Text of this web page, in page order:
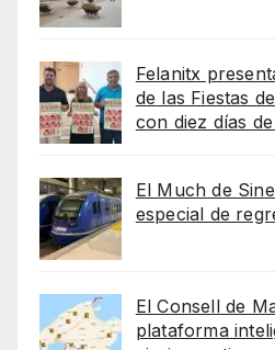
Felanitx
de las Fiestas
con diez días
El Much de
especial de
El Consell de
plataforma